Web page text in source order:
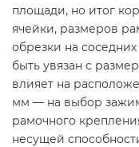
площади, но итог
ячейки, размеров
обрезки на
быть увязан с
влияет на
мм — на выбор
рамочного
несущей